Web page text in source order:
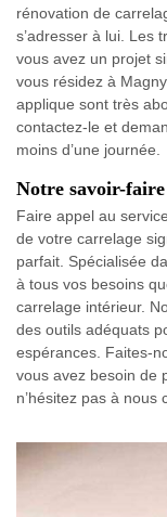
rénovation de
s’adresser à lui. Les
vous avez un projet
vous résidez à
applique sont très
contactez-le et
moins d’une journée.
Notre savoir-
Faire appel au
de votre carrelage
parfait. Spécialisée
à tous vos besoins
carrelage intérieur.
des outils adéquats
espérances. Faites-
vous avez besoin de
n’hésitez pas à nous